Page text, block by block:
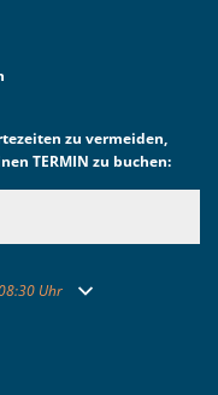
zu vermeiden,
TERMIN zu buchen:
oder Schließzeiten
Uhr